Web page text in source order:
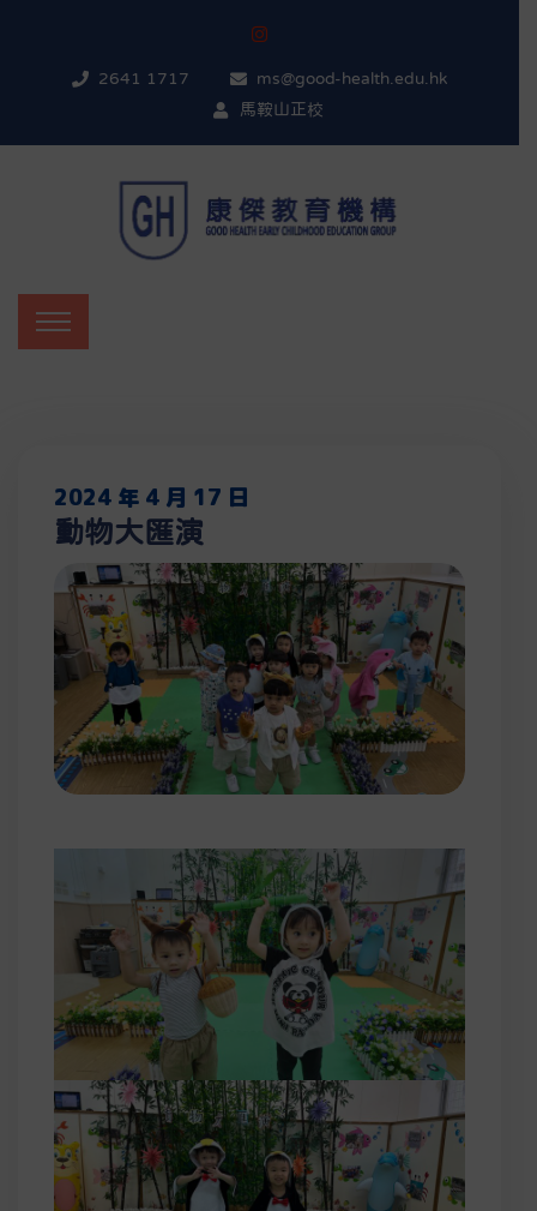
2641 1717
ms@good-health.edu.hk
馬鞍山正校
2024 年 4 月 17 日
動物大匯演